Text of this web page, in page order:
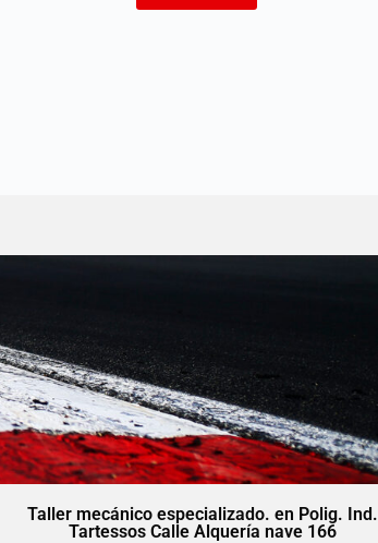
Taller mecánico especializado. en Polig. Ind.
Tartessos Calle Alquería nave 166